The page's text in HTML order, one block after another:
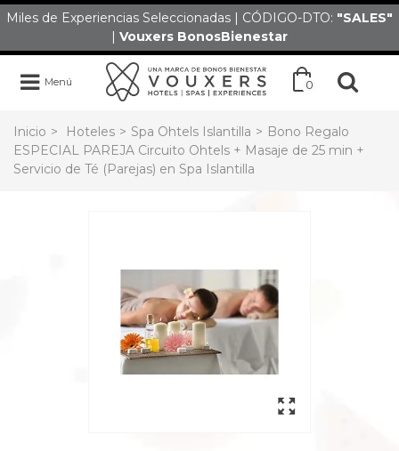
Miles de Experiencias Seleccionadas | CÓDIGO-DTO: "SALES"
| Vouxers BonosBienestar
Menú 0
Inicio > Hoteles > Spa Ohtels Islantilla > Bono Regalo
ESPECIAL PAREJA Circuito Ohtels + Masaje de 25 min +
Servicio de Té (Parejas) en Spa Islantilla